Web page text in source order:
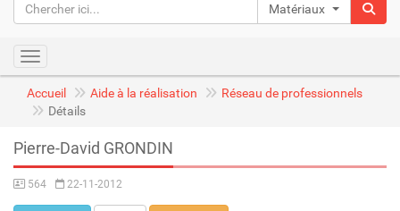
Matériaux naturels
Toggle navigation
Accueil Aide à la réalisation
Réseau de professionnels
Détails
Pierre-David GRONDIN
564 22-11-2012